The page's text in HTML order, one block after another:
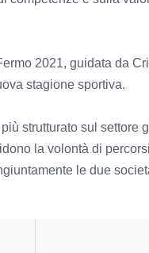
2021, guidata da
stagione sportiva.
strutturato sul
la volontà di
le due